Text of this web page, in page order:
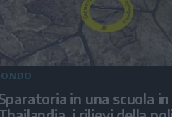
in una scuola in